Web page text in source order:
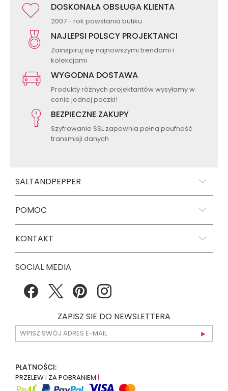
DOSKONAŁA OBSŁUGA KLIENTA
2007 - rok powstania butiku
NAJLEPSI POLSCY PROJEKTANCI
Zainspiruj się najnowszymi trendami i
kolekcjami
WYGODNA DOSTAWA
Produkty różnych projektantów wysyłamy w
cenie jednej paczki!
BEZPIECZNE ZAKUPY
Szyfrowanie SSL zapewnia pełną poufność
transmisji danych
SALTANDPEPPER
POMOC
KONTAKT
SOCIAL MEDIA
ZAPISZ SIE DO NEWSLETTERA
PŁATNOŚCI:
PRZELEW| ZA POBRANIEM |